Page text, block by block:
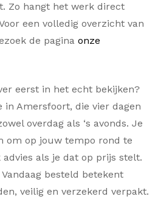
Zo hangt het werk direct
een volledig overzicht van
de pagina onze
eerst in het echt bekijken?
in Amersfoort, die vier dagen
overdag als ‘s avonds. Je
om op jouw tempo rond te
als je dat op prijs stelt.
besteld betekent
veilig en verzekerd verpakt.